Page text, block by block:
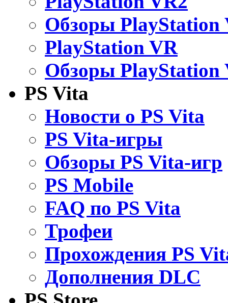
Обзоры PlayStation
PlayStation VR
Обзоры PlayStation
PS Vita
Новости о PS Vita
PS Vita-игры
Обзоры PS Vita-игр
PS Mobile
FAQ по PS Vita
Трофеи
Прохождения PS
Дополнения DLC